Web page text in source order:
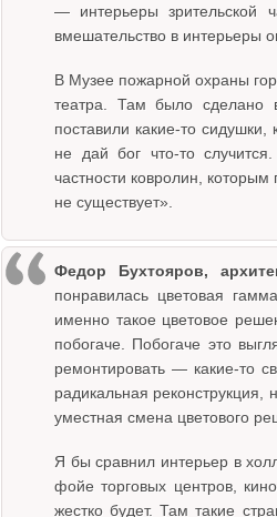
— интерьеры зрительской
вмешательство в интерьеры
В Музее пожарной охраны
театра. Там было сделано
поставили какие-то
не дай бог что-то
частности ковролин,
не существует».
Федор Бухтояров,
понравилась цветовая
именно такое цветовое
побогаче. Побогаче это
ремонтировать — какие-то
радикальная
уместная смена цветового
Я бы сравнил интерьер в
фойе торговых центров,
жестко будет. Там такие